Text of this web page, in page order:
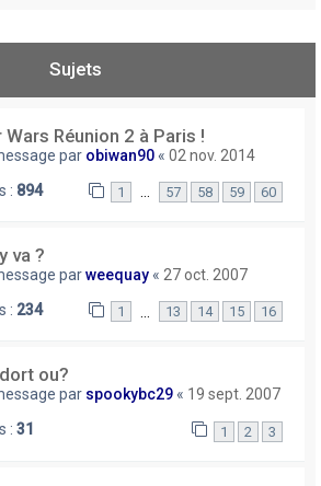
Sujets
Wars Réunion 2 à Paris !
par obiwan90 « 02 nov. 2014
: 894 1 … 57 58 59 60
va ?
parweequay « 27 oct. 2007
: 234 1 13 14 15 16
ou?
par spookybc29 « 19 sept. 2007
: 31 1 2 3